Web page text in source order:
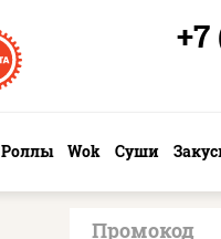
+7
Роллы Wok Суши